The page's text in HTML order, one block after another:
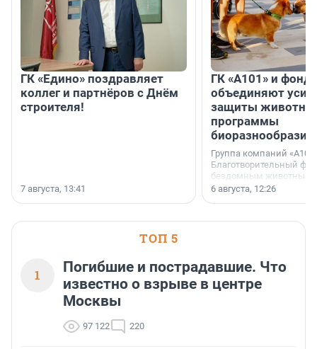
ГК «Едино» поздравляет
коллег и партнёров с Днём
строителя!
7 августа, 13:41
ГК «А101» и фонд
объединяют
защиты
программы
биоразнообразия
Группа компаний
Благотворительный
бездомным животным
заключили соглашение
6 августа, 12:26
ТОП 5
1
Погибшие и пострадавшие. Что
известно о взрыве в центре
Москвы
97 122 220